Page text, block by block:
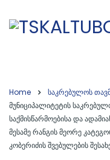
Home საკრებულოს
მუნიციპალიტეტის
საქმისწარმოებისა და
მესამე რანგის მეორე
კობერიძის შვებულების